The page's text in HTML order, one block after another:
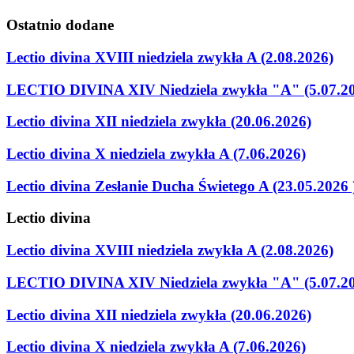
Ostatnio dodane
Lectio divina XVIII niedziela zwykła A (2.08.2026)
LECTIO DIVINA XIV Niedziela zwykła "A"
Lectio divina XII niedziela zwykła (20.06.2026)
Lectio divina X niedziela zwykła A (7.06.2026)
Lectio divina Zesłanie Ducha Świetego A (23.05.2026
Lectio divina
Lectio divina XVIII niedziela zwykła A (2.08.2026)
LECTIO DIVINA XIV Niedziela zwykła "A"
Lectio divina XII niedziela zwykła (20.06.2026)
Lectio divina X niedziela zwykła A (7.06.2026)